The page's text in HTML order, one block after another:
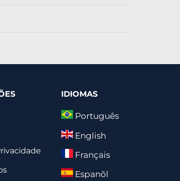
IDIOMAS
Português
English
Français
Espanõl